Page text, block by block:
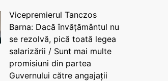
Vicepremierul Tanczos
Barna: Dacă învățământul nu
se rezolvă, pică toată legea
salarizării / Sunt mai multe
promisiuni din partea
Guvernului către angajații